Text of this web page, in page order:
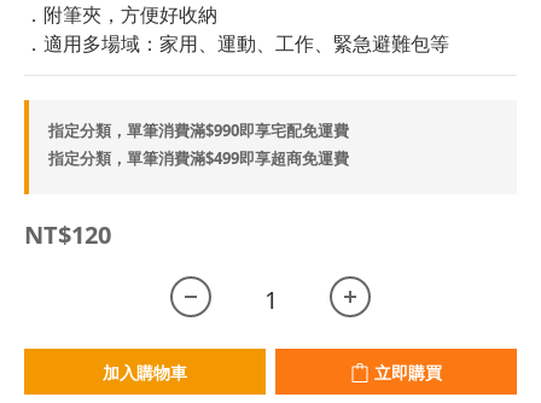
．附筆夾，方便好收納
．適用多場域：家用、運動、工作、緊急避難包等
指定分類，單筆消費滿$990即享宅配免運費
指定分類，單筆消費滿$499即享超商免運費
NT$120
加入購物車 立即購買